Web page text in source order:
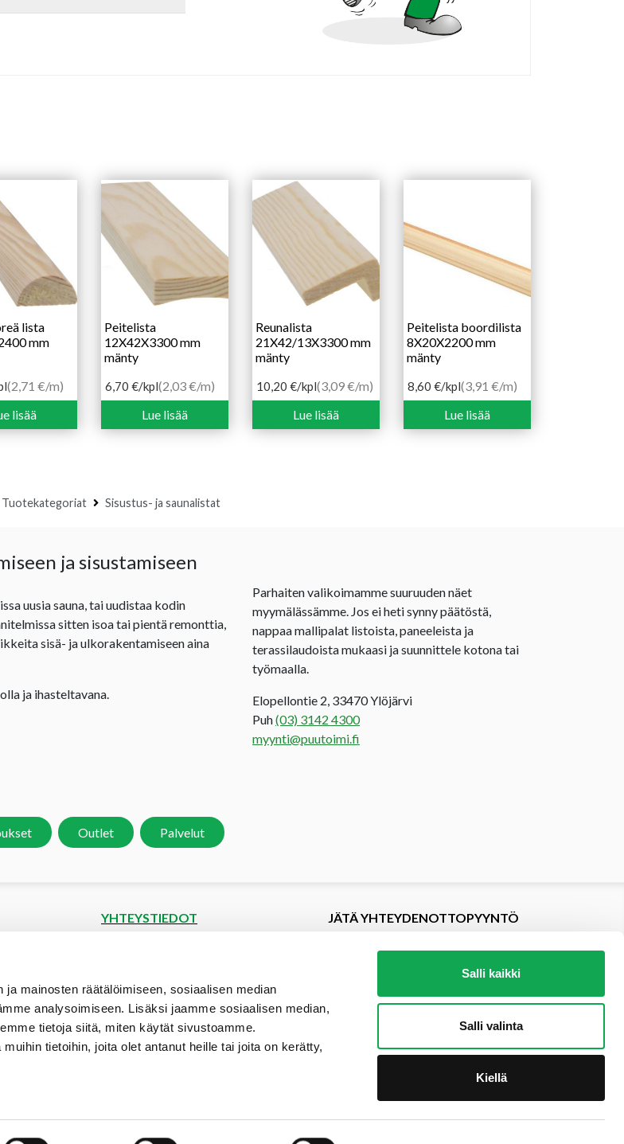
mainosten räätälöimiseen, sosiaalisen median
analysoimiseen. Lisäksi jaamme sosiaalisen median,
tietoja siitä, miten käytät sivustoamme.
tietoihin, joita olet antanut heille tai joita on kerätty,
Salli kaikki
Salli valinta
Kiellä
lista
mm
(2,71 €/m)
lisää
Peitelista
12X42X3300 mm
mänty
6,70 €/kpl(2,03 €/m)
Lue lisää
Reunalista
21X42/13X3300 mm
mänty
10,20 €/kpl(3,09 €/m)
Lue lisää
Peitelista boordilista
8X20X2200 mm
mänty
8,60 €/kpl(3,91 €/m)
Lue lisää
Tuotekategoriat Sisustus- ja saunalistat
ja sisustamiseen
uusia sauna, tai uudistaa kodin
sitten isoa tai pientä remonttia,
sisä- ja ulkorakentamiseen aina
ja ihasteltavana.
Outlet Palvelut
Parhaiten valikoimamme suuruuden näet
myymälässämme. Jos ei heti synny päätöstä,
nappaa mallipalat listoista, paneeleista ja
terassilaudoista mukaasi ja suunnittele kotona tai
työmaalla.
Elopellontie 2, 33470 Ylöjärvi
Puh(03) 3142 4300
myynti@puutoimi.fi
YHTEYSTIEDOT
Elopellontie 2, 33470 Ylöjärvi
Puh (03) 3142 4300 (vaihde)
myynti@puutoimi.fi
AVOINNA
poikkeusaukioloajat:
JÄTÄ YHTEYDENOTTOPYYNTÖ